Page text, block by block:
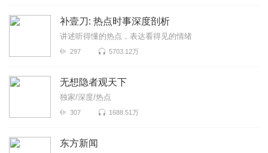
补壹刀: 热点时事深度剖析
讲述听得懂的热点，表达看得见的情绪
297 5703.12万
无想隐者观天下
独家/深度/热点
307 1688.51万
东方新闻